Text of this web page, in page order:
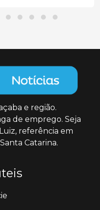
e região.
de emprego. Seja
referência em
Catarina.